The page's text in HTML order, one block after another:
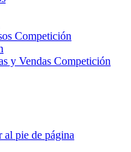
Competición
y Vendas Competición
al pie de página